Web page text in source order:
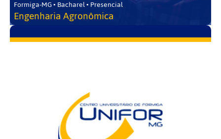
Formiga-MG • Bacharel • Presencial
Engenharia Agronômica